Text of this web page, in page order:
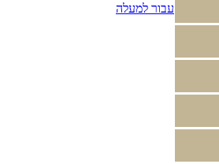
עבור למעלה